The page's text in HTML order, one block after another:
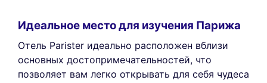
Идеальное место для изучения Парижа
Отель Parister идеально расположен вблизи
основных достопримечательностей, что
позволяет вам легко открывать для себя чудеса